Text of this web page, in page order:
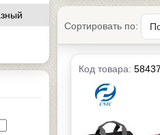
Сортировать по:
Код товара: 58437